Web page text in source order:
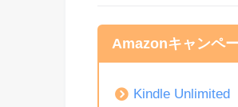
Amazonキャンペ
Kindle Unlimited